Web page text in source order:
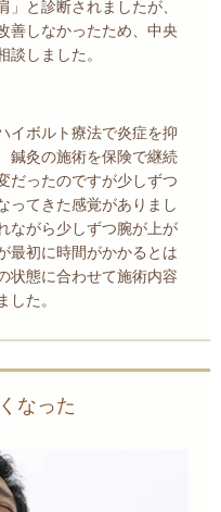
と診断されましたが、
善しなかったため、中央
談しました。
イボルト療法で炎症を抑
鍼灸の施術を保険で継続
だったのですが少しずつ
ってきた感覚がありまし
ながら少しずつ腕が上が
最初に時間がかかるとは
状態に合わせて施術内容
した。
なった